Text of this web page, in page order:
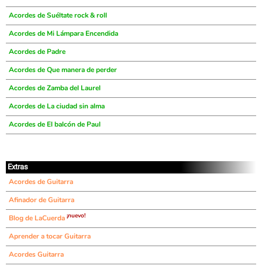
Acordes de Suéltate rock & roll
Acordes de Mi Lámpara Encendida
Acordes de Padre
Acordes de Que manera de perder
Acordes de Zamba del Laurel
Acordes de La ciudad sin alma
Acordes de El balcón de Paul
Extras
Acordes de Guitarra
Afinador de Guitarra
Blog de LaCuerda ¡nuevo!
Aprender a tocar Guitarra
Acordes Guitarra